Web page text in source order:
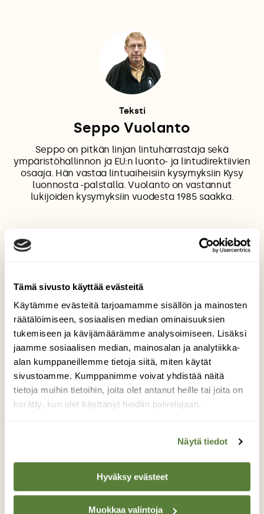
Tämä sivusto käyttää evästeitä
Käytämme evästeitä tarjoamamme sisällön ja mainosten
räätälöimiseen, sosiaalisen median ominaisuuksien
tukemiseen ja kävijämäärämme analysoimiseen. Lisäksi
jaamme sosiaalisen median, mainosalan ja analytiikka-
alan kumppaneillemme tietoja siitä, miten käytät
sivustoamme. Kumppanimme voivat yhdistää näitä
tietoja muihin tietoihin, joita olet antanut heille tai joita on
kerätty, kun olet käyttänyt heidän palvelujaan.
Näytä tiedot
Hyväksy evästeet
Muokkaa valintoja
Teksti
Seppo Vuolanto
Seppo on pitkän linjan lintuharrastaja sekä
ympäristöhallinnon ja EU:n luonto- ja lintudirektiivien
osaaja. Hän vastaa lintuaiheisiin kysymyksiin Kysy
luonnosta -palstalla. Vuolanto on vastannut
lukijoiden kysymyksiin vuodesta 1985 saakka.
Tilaa Suomen Luonto
Tue ajankohtaista ja asiantuntevaa
luonto- ja ympäristöjournalismia.
Tilaa Suomen Luonto ja tule mukaan
luonnonystävien joukkoon!
Alk. 3 numeroa 23,40 €.